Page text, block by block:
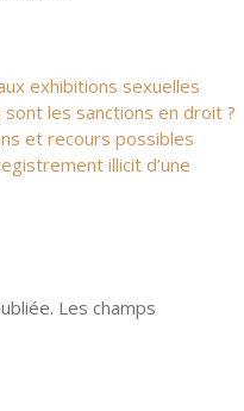
exhibitions sexuelles
les sanctions en droit ?
et recours possibles
illicit d’une
Les champs